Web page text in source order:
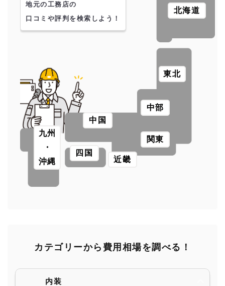
北海道
東北
関東
中部
近畿
中国
四国
九州
・
沖縄
地元の工務店の
口コミや評判を検索しよう！
カテゴリーから費用相場を調べる！
内装